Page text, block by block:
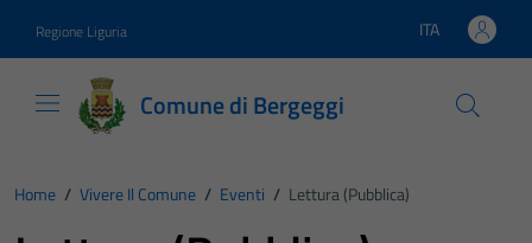
Regione Liguria Lingua attiva:
ITA
Comune di Bergeggi
Home / Vivere Il Comune / Eventi / Lettura (pubblica)